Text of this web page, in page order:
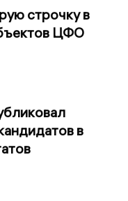
строчку в
ЦФО
в